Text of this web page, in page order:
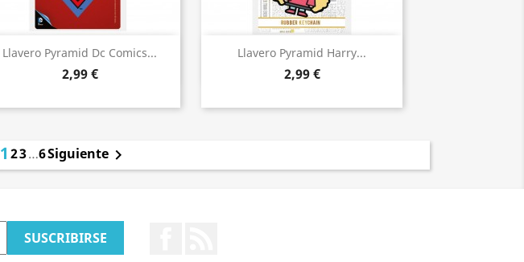
Llavero Pyramid Dc Comics...
2,99 €
Vista rápida Llavero Pyramid Harry...
2,99 €
Vista rápida
1 23…6Siguiente